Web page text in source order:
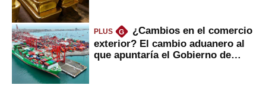
PLUS G
¿Cambios en el comercio
exterior? El cambio aduanero al
que apuntaría el Gobierno de